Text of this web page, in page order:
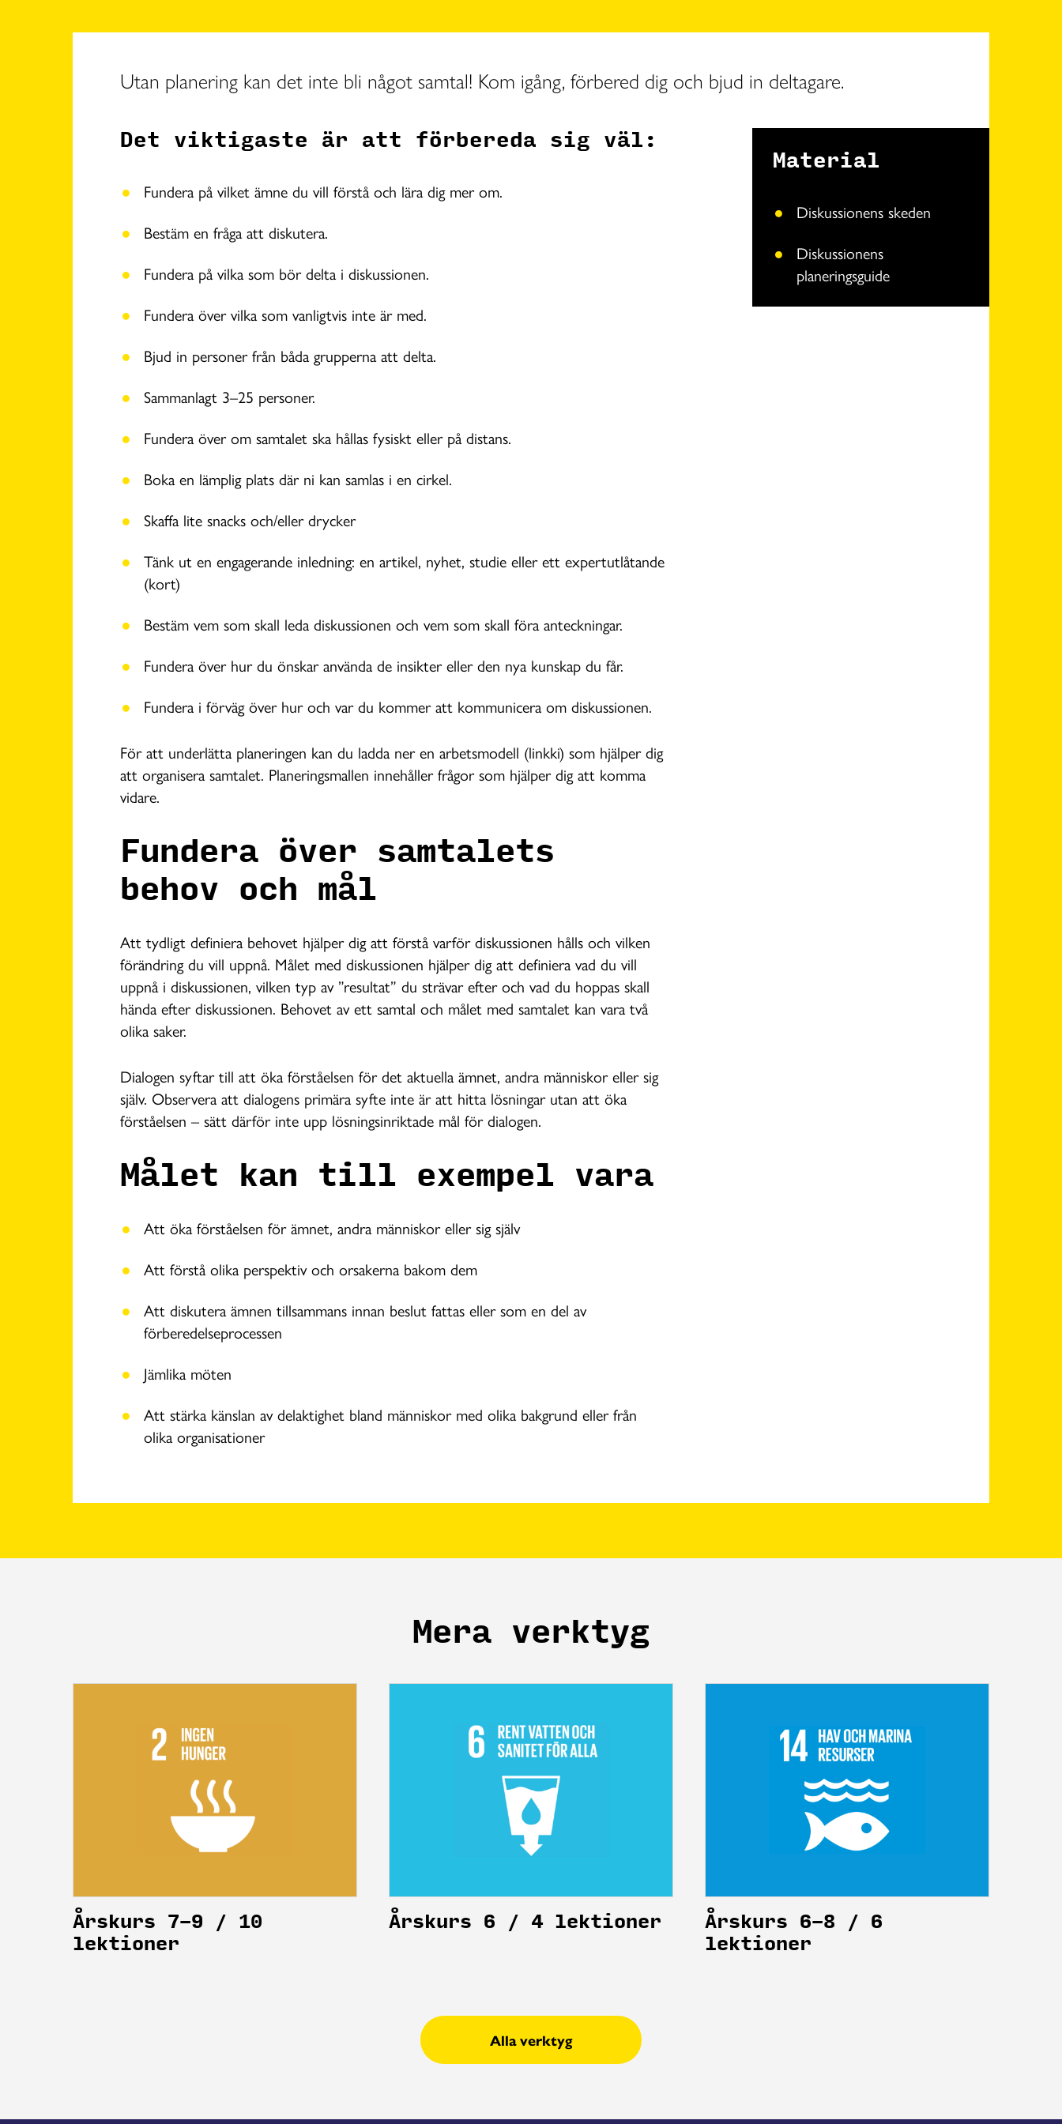
Utan planering kan det inte bli något samtal! Kom igång, förbered dig och bjud in deltagare.
Det viktigaste är att förbereda sig väl:
Fundera på vilket ämne du vill förstå och lära dig mer om.
Bestäm en fråga att diskutera.
Fundera på vilka som bör delta i diskussionen.
Fundera över vilka som vanligtvis inte är med.
Bjud in personer från båda grupperna att delta.
Sammanlagt 3–25 personer.
Fundera över om samtalet ska hållas fysiskt eller på distans.
Boka en lämplig plats där ni kan samlas i en cirkel.
Skaffa lite snacks och/eller drycker
Tänk ut en engagerande inledning: en artikel, nyhet, studie eller ett expertutlåtande
(kort)
Bestäm vem som skall leda diskussionen och vem som skall föra anteckningar.
Fundera över hur du önskar använda de insikter eller den nya kunskap du får.
Fundera i förväg över hur och var du kommer att kommunicera om diskussionen.
För att underlätta planeringen kan du ladda ner en arbetsmodell (linkki) som hjälper dig
att organisera samtalet. Planeringsmallen innehåller frågor som hjälper dig att komma
vidare.
Fundera över samtalets
behov och mål
Att tydligt definiera behovet hjälper dig att förstå varför diskussionen hålls och vilken
förändring du vill uppnå. Målet med diskussionen hjälper dig att definiera vad du vill
uppnå i diskussionen, vilken typ av ”resultat” du strävar efter och vad du hoppas skall
hända efter diskussionen. Behovet av ett samtal och målet med samtalet kan vara två
olika saker.
Dialogen syftar till att öka förståelsen för det aktuella ämnet, andra människor eller sig
själv. Observera att dialogens primära syfte inte är att hitta lösningar utan att öka
förståelsen – sätt därför inte upp lösningsinriktade mål för dialogen.
Målet kan till exempel vara
Att öka förståelsen för ämnet, andra människor eller sig själv
Att förstå olika perspektiv och orsakerna bakom dem
Att diskutera ämnen tillsammans innan beslut fattas eller som en del av
förberedelseprocessen
Jämlika möten
Att stärka känslan av delaktighet bland människor med olika bakgrund eller från
olika organisationer
Material
Diskussionens skeden
Diskussionens
planeringsguide
Mera verktyg
Årskurs 7-9 / 10
lektioner
Årskurs 6 / 4 lektioner
Årskurs 6-8 / 6
lektioner
Alla verktyg